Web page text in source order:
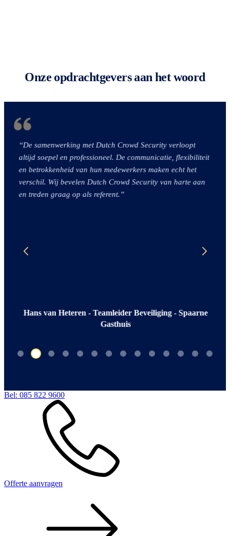
Onze opdrachtgevers aan het woord
“De samenwerking met Dutch Crowd Security verloopt
altijd soepel en professioneel. De communicatie, flexibiliteit
en betrokkenheid van hun medewerkers maken echt het
verschil. Wij bevelen Dutch Crowd Security van harte aan
en treden graag op als referent.”
Hans van Heteren - Teamleider Beveiliging - Spaarne
Gasthuis
Bel: 085 822 9600
Offerte aanvragen